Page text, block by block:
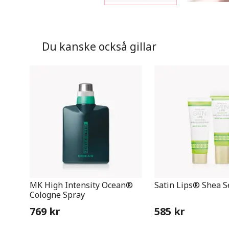
Du kanske också gillar
MK High Intensity Ocean®
Cologne Spray
769 kr
Satin Lips® Shea
585 kr